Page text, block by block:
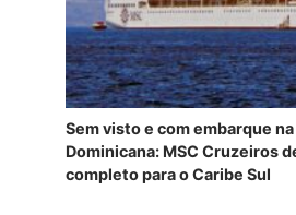
Sem visto e com embarque
Dominicana: MSC Cruzeiros
completo para o Caribe Sul